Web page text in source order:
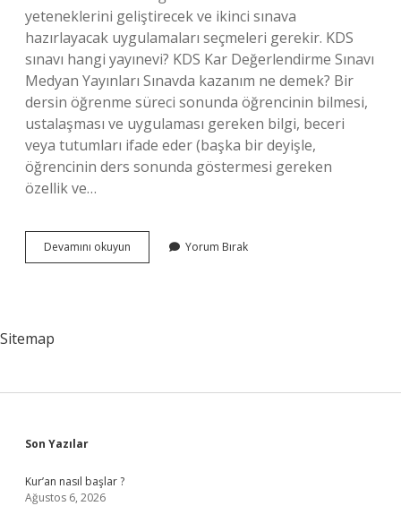
yeteneklerini geliştirecek ve ikinci sınava
hazırlayacak uygulamaları seçmeleri gerekir. KDS
sınavı hangi yayınevi? KDS Kar Değerlendirme Sınavı
Medyan Yayınları Sınavda kazanım ne demek? Bir
dersin öğrenme süreci sonunda öğrencinin bilmesi,
ustalaşması ve uygulaması gereken bilgi, beceri
veya tutumları ifade eder (başka bir deyişle,
öğrencinin ders sonunda göstermesi gereken
özellik ve…
Devamını okuyun
Sınıf
Yorum Bırak
Sitemap
Sidebar
Son Yazılar
Kur’an nasıl başlar ?
Ağustos 6, 2026